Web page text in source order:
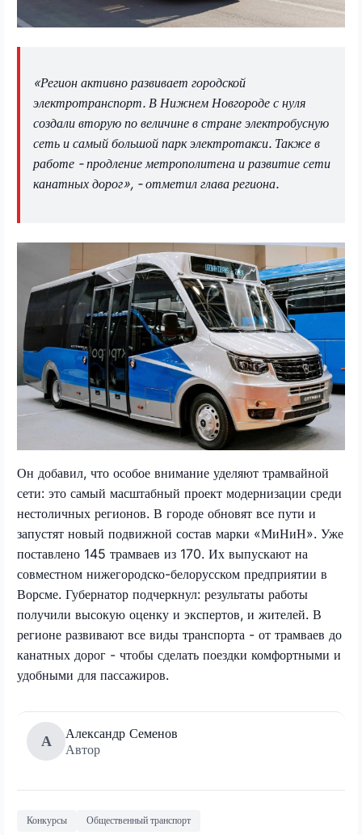
«Регион активно развивает городской
электротранспорт. В Нижнем Новгороде с нуля
создали вторую по величине в стране электробусную
сеть и самый большой парк электротакси. Также в
работе - продление метрополитена и развитие сети
канатных дорог», - отметил глава региона.
Он добавил, что особое внимание уделяют трамвайной
сети: это самый масштабный проект модернизации среди
нестоличных регионов. В городе обновят все пути и
запустят новый подвижной состав марки «МиНиН». Уже
поставлено 145 трамваев из 170. Их выпускают на
совместном нижегородско-белорусском предприятии в
Ворсме. Губернатор подчеркнул: результаты работы
получили высокую оценку и экспертов, и жителей. В
регионе развивают все виды транспорта - от трамваев до
канатных дорог - чтобы сделать поездки комфортными и
удобными для пассажиров.
А
Александр Семенов
Автор
Конкурсы Общественный транспорт